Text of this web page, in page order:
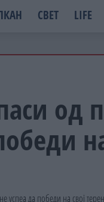
СВЕТ LIFE
од